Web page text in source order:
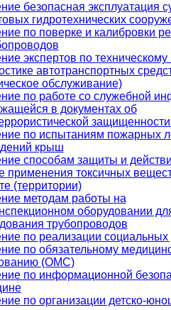
безопасная эксплуатация
гидротехнических
по поверке и калибровки
экспертов по
автотранспортных
обслуживание)
по работе со служебной
в документах об
по испытаниям пожарных
крыш
способам защиты и
применения токсичных
(территории)
методам работы на
оборудовании
трубопроводов
по реализации социальных
по обязательному
(ОМС)
по информационной
по организации детско-